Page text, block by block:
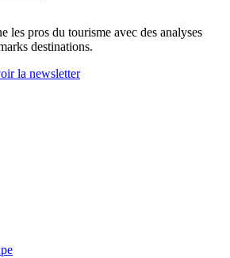
les pros du tourisme avec des analyses
destinations.
la newsletter